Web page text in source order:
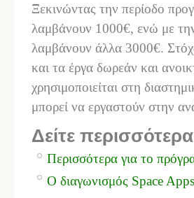
Ξεκινώντας την περίοδο
λαμβάνουν 1000€, ενώ με
λαμβάνουν άλλα 3000€.
και τα έργα δωρεάν και
χρησιμοποιείται στη
μπορεί να εργαστούν στην
Δείτε περισσότερα
Περισσότερα για το
Ο διαγωνισμός Space